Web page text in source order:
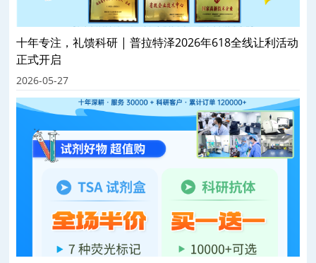
十年专注，礼馈科研 | 普拉特泽2026年618全线让利活动
正式开启
2026-05-27